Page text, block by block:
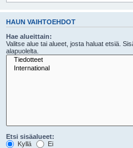
HAUN VAIHTOEHDOT
Hae alueittain:
Valitse alue tai alueet, josta haluat etsiä.
alapuolelta.
Etsi sisäalueet:
Kyllä
Ei